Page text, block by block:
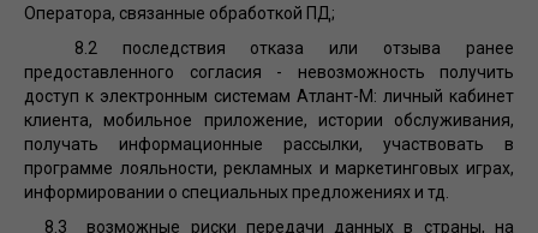
Оператора, связанные обработкой ПД;
8.2 последствия отказа или отзыва ранее
предоставленного согласия - невозможность получить
доступ к электронным системам Атлант-М: личный кабинет
клиента, мобильное приложение, истории обслуживания,
получать информационные рассылки, участвовать в
программе лояльности, рекламных и маркетинговых играх,
информировании о специальных предложениях и тд.
8.3 возможные риски передачи данных в страны, на